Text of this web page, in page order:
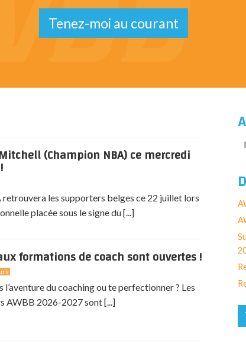
Tenez-moi au courant
(Champion NBA) ce mercredi
les supporters belges ce 22 juillet lors
placée sous le signe du [...]
formations de coach sont ouvertes !
l’aventure du coaching ou te perfectionner ? Les
AWBB 2026-2027 sont [...]